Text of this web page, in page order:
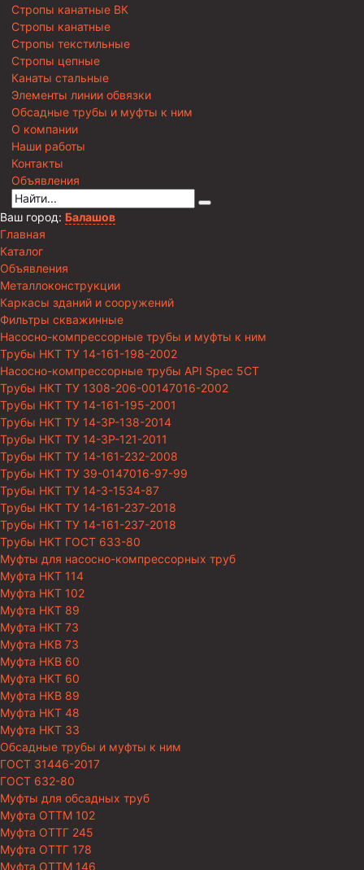
Стропы канатные ВК
Стропы канатные
Стропы текстильные
Стропы цепные
Канаты стальные
Элементы линии обвязки
Обсадные трубы и муфты к ним
О компании
Наши работы
Контакты
Объявления
Ваш город: Балашов
Главная
Каталог
Объявления
Металлоконструкции
Каркасы зданий и сооружений
Фильтры скважинные
Насосно-компрессорные трубы и муфты к ним
Трубы НКТ ТУ 14-161-198-2002
Насосно-компрессорные трубы API Spec 5CT
Трубы НКТ ТУ 1308-206-00147016-2002
Трубы НКТ ТУ 14-161-195-2001
Трубы НКТ ТУ 14-3Р-138-2014
Трубы НКТ ТУ 14-3Р-121-2011
Трубы НКТ ТУ 14-161-232-2008
Трубы НКТ ТУ 39-0147016-97-99
Трубы НКТ ТУ 14-3-1534-87
Трубы НКТ ТУ 14-161-237-2018
Трубы НКТ ТУ 14-161-237-2018
Трубы НКТ ГОСТ 633-80
Муфты для насосно-компрессорных труб
Муфта НКТ 114
Муфта НКТ 102
Муфта НКТ 89
Муфта НКТ 73
Муфта НКВ 73
Муфта НКВ 60
Муфта НКТ 60
Муфта НКВ 89
Муфта НКТ 48
Муфта НКТ 33
Обсадные трубы и муфты к ним
ГОСТ 31446-2017
ГОСТ 632-80
Муфты для обсадных труб
Муфта ОТТМ 102
Муфта ОТТГ 245
Муфта ОТТГ 178
Муфта ОТТМ 146